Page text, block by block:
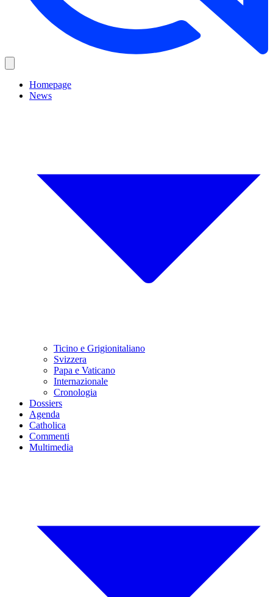
Homepage
News
Ticino e Grigionitaliano
Svizzera
Papa e Vaticano
Internazionale
Cronologia
Dossiers
Agenda
Catholica
Commenti
Multimedia